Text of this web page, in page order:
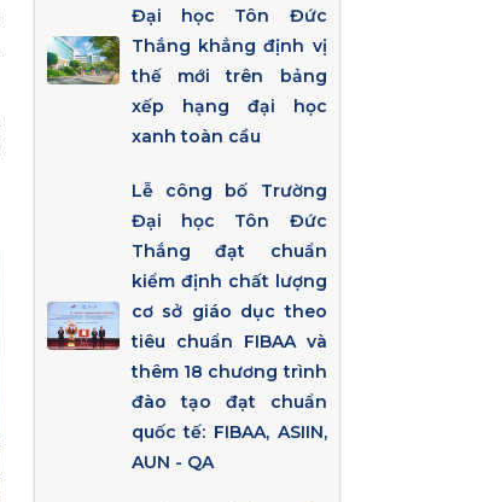
Đại học Tôn Đức
Thắng khẳng định vị
thế mới trên bảng
xếp hạng đại học
xanh toàn cầu
Lễ công bố Trường
Đại học Tôn Đức
Thắng đạt chuẩn
kiểm định chất lượng
cơ sở giáo dục theo
tiêu chuẩn FIBAA và
thêm 18 chương trình
đào tạo đạt chuẩn
quốc tế: FIBAA, ASIIN,
AUN - QA